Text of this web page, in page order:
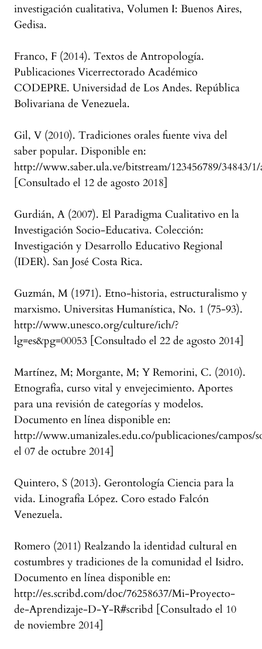
investigación cualitativa, Volumen I: Buenos Aires,
Gedisa.
Franco, F (2014). Textos de Antropología.
Publicaciones Vicerrectorado Académico
CODEPRE. Universidad de Los Andes. República
Bolivariana de Venezuela.
Gil, V (2010). Tradiciones orales fuente viva del
saber popular. Disponible en:
http://www.saber.ula.ve/bitstream/123456789/34843/
[Consultado el 12 de agosto 2018]
Gurdián, A (2007). El Paradigma Cualitativo en la
Investigación Socio-Educativa. Colección:
Investigación y Desarrollo Educativo Regional
(IDER). San José Costa Rica.
Guzmán, M (1971). Etno-historia, estructuralismo y
marxismo. Universitas Humanística, No. 1 (75-93).
http://www.unesco.org/culture/ich/?
lg=es&pg=00053 [Consultado el 22 de agosto 2014]
Martínez, M; Morgante, M; Y Remorini, C. (2010).
Etnografía, curso vital y envejecimiento. Aportes
para una revisión de categorías y modelos.
Documento en línea disponible en:
http://www.umanizales.edu.co/publicaciones/campos/
el 07 de octubre 2014]
Quintero, S (2013). Gerontología Ciencia para la
vida. Linografía López. Coro estado Falcón
Venezuela.
Romero (2011) Realzando la identidad cultural en
costumbres y tradiciones de la comunidad el Isidro.
Documento en línea disponible en:
http://es.scribd.com/doc/76258637/Mi-Proyecto-
de-Aprendizaje-D-Y-R#scribd [Consultado el 10
de noviembre 2014]